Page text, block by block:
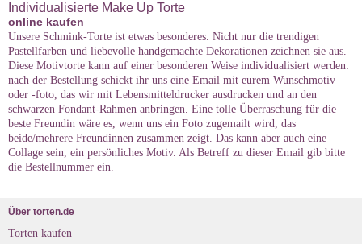
Individualisierte Make Up Torte
online kaufen
Unsere Schmink-Torte ist etwas besonderes. Nicht nur die trendigen
Pastellfarben und liebevolle handgemachte Dekorationen zeichnen sie aus.
Diese Motivtorte kann auf einer besonderen Weise individualisiert werden:
nach der Bestellung schickt ihr uns eine Email mit eurem Wunschmotiv
oder -foto, das wir mit Lebensmitteldrucker ausdrucken und an den
schwarzen Fondant-Rahmen anbringen. Eine tolle Überraschung für die
beste Freundin wäre es, wenn uns ein Foto zugemailt wird, das
beide/mehrere Freundinnen zusammen zeigt. Das kann aber auch eine
Collage sein, ein persönliches Motiv. Als Betreff zu dieser Email gib bitte
die Bestellnummer ein.
Über torten.de
Torten kaufen